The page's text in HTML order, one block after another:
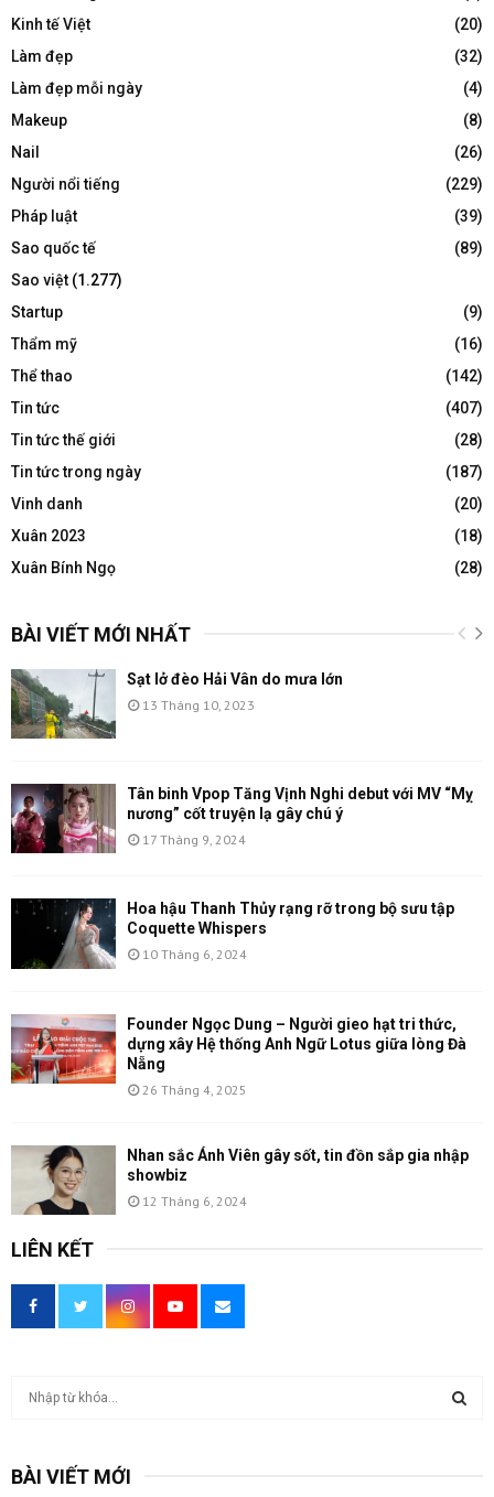
Kinh tế Việt
(20)
Làm đẹp
(32)
Làm đẹp mỗi ngày
(4)
Makeup
(8)
Nail
(26)
Người nổi tiếng
(229)
Pháp luật
(39)
Sao quốc tế
(89)
Sao việt (1.277)
Startup
(9)
Thẩm mỹ
(16)
Thể thao
(142)
Tin tức
(407)
Tin tức thế giới
(28)
Tin tức trong ngày
(187)
Vinh danh
(20)
Xuân 2023
(18)
Xuân Bính Ngọ
(28)
BÀI VIẾT MỚI NHẤT
Sạt lở đèo Hải Vân do mưa lớn
13 Tháng 10, 2023
Tân binh Vpop Tăng Vịnh Nghi debut với MV “Mỵ
nương” cốt truyện lạ gây chú ý
17 Tháng 9, 2024
Hoa hậu Thanh Thủy rạng rỡ trong bộ sưu tập
Coquette Whispers
10 Tháng 6, 2024
Founder Ngọc Dung – Người gieo hạt tri thức,
dựng xây Hệ thống Anh Ngữ Lotus giữa lòng Đà
Nẵng
26 Tháng 4, 2025
Nhan sắc Ánh Viên gây sốt, tin đồn sắp gia nhập
showbiz
12 Tháng 6, 2024
LIÊN KẾT
BÀI VIẾT MỚI